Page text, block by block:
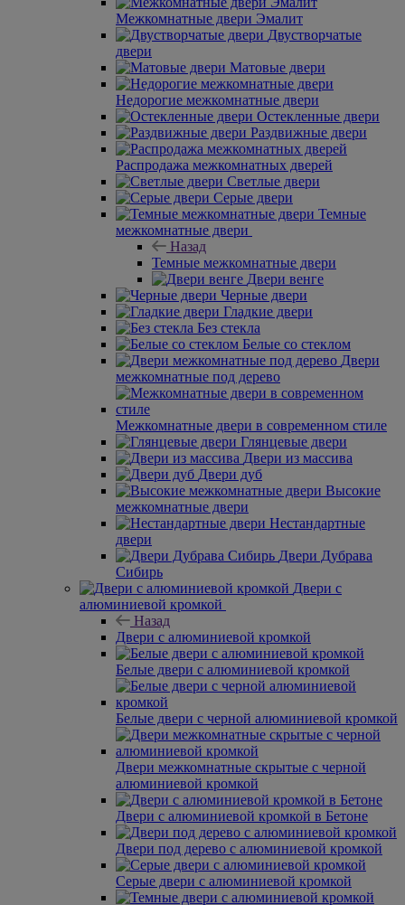
Межкомнатные двери Эмалит
Двустворчатые
двери
Матовые двери
Недорогие межкомнатные двери
Остекленные двери
Раздвижные двери
Распродажа межкомнатных дверей
Светлые двери
Серые двери
Темные
межкомнатные двери
Назад
Темные межкомнатные двери
Двери венге
Черные двери
Гладкие двери
Без стекла
Белые со стеклом
Двери
межкомнатные под дерево
Межкомнатные двери в современном стиле
Глянцевые двери
Двери из массива
Двери дуб
Высокие
межкомнатные двери
Нестандартные
двери
Двери Дубрава
Сибирь
Двери с
алюминиевой кромкой
Назад
Двери с алюминиевой кромкой
Белые двери с алюминиевой кромкой
Белые двери с черной алюминиевой кромкой
Двери межкомнатные скрытые с черной
алюминиевой кромкой
Двери с алюминиевой кромкой в Бетоне
Двери под дерево с алюминиевой кромкой
Серые двери с алюминиевой кромкой